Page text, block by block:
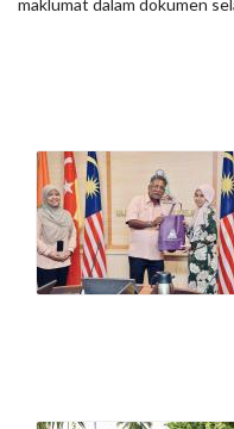
maklumat dalam dokumen